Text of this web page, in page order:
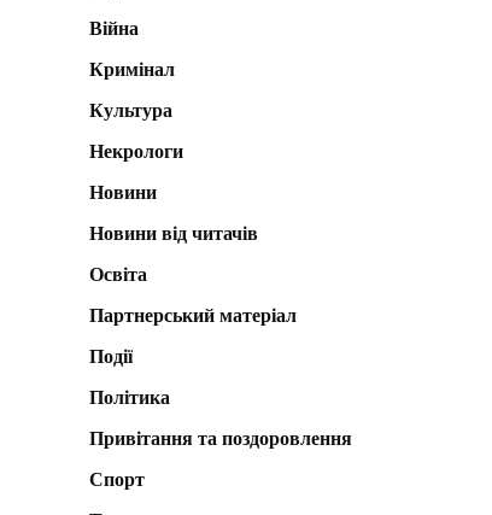
Війна
Кримінал
Культура
Некрологи
Новини
Новини від читачів
Освіта
Партнерський матеріал
Події
Політика
Привітання та поздоровлення
Спорт